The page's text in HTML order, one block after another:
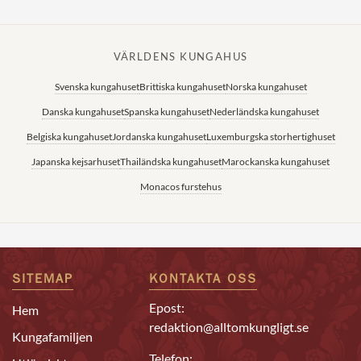
VÄRLDENS KUNGAHUS
Svenska kungahusetBrittiska kungahusetNorska kungahuset
Danska kungahusetSpanska kungahusetNederländska kungahuset
Belgiska kungahusetJordanska kungahusetLuxemburgska storhertighuset
Japanska kejsarhusetThailändska kungahusetMarockanska kungahuset
Monacos furstehus
SITEMAP
Hem
Kungafamiljen
KONTAKTA OSS
Epost:
redaktion@alltomkungligt.se